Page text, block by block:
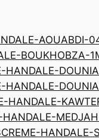
AOUABDI-
BOUKHOBZA-
HANDALE-
HANDALE-
HANDALE-
HANDALE-
CREME-HANDALE-